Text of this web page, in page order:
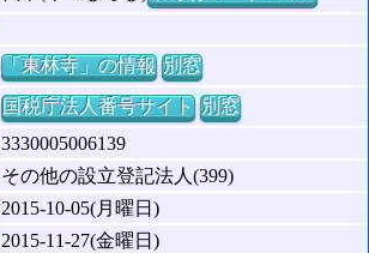
「東林寺」の情報 別窓
国税庁法人番号サイト 別窓
3330005006139
その他の設立登記法人(399)
2015-10-05(月曜日)
2015-11-27(金曜日)